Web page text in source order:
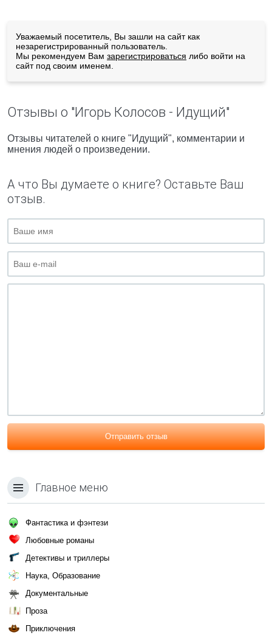
Уважаемый посетитель, Вы зашли на сайт как
незарегистрированный пользователь.
Мы рекомендуем Вам зарегистрироваться либо войти на
сайт под своим именем.
Отзывы о "Игорь Колосов - Идущий"
Отзывы читателей о книге "Идущий", комментарии и
мнения людей о произведении.
А что Вы думаете о книге? Оставьте Ваш
отзыв.
Отправить отзыв
Главное меню
Фантастика и фэнтези
Любовные романы
Детективы и триллеры
Наука, Образование
Документальные
Проза
Приключения